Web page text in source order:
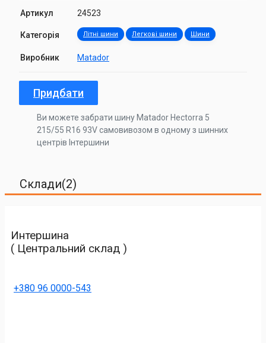
Артикул 24523
Категорія Літні шини Легкові шини Шини
Виробник Matador
Придбати
Ви можете забрати шину Matador Hectorra 5
215/55 R16 93V самовивозом в одному з шинних
центрів Інтершини
Склади(2)
Интершина
( Центральний склад )
+380 96 0000-543